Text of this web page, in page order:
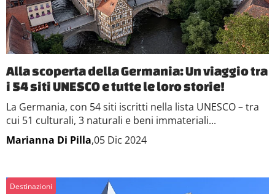
Alla scoperta della Germania: Un viaggio tra
i 54 siti UNESCO e tutte le loro storie!
La Germania, con 54 siti iscritti nella lista UNESCO – tra
cui 51 culturali, 3 naturali e beni immateriali...
Marianna Di Pilla,05 Dic 2024
Destinazioni